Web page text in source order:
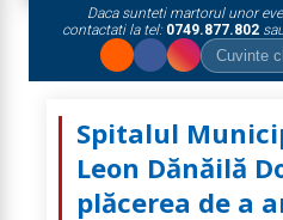
Daca sunteti martorul unor
contactati la tel: 0749.877.802
Spitalul
Leon Dănăilă
plăcerea de a